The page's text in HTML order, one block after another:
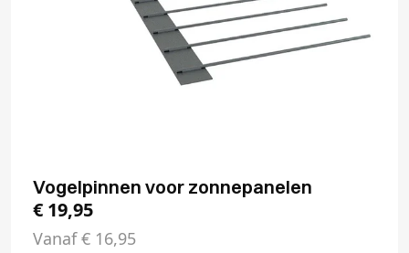
Vogelpinnen voor zonnepanelen
€ 19,95
Vanaf€ 16,95